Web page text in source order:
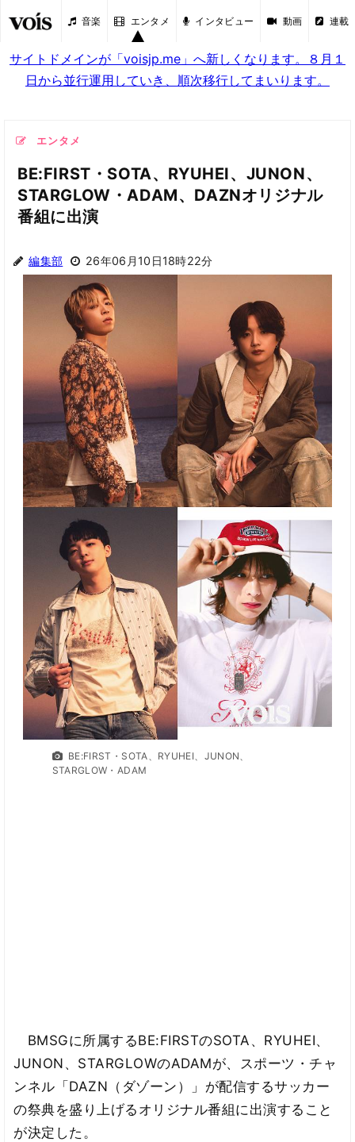
音楽 エンタメ インタビュー 動画 連載
サイトドメインが「voisjp.me」へ新しくなります。８月１
日から並行運用していき、順次移行してまいります。
エンタメ
BE:FIRST・SOTA、RYUHEI、JUNON、
STARGLOW・ADAM、DAZNオリジナル
番組に出演
編集部 26年06月10日18時22分
BE:FIRST・SOTA、RYUHEI、JUNON、
STARGLOW・ADAM
BMSGに所属するBE:FIRSTのSOTA、RYUHEI、
JUNON、STARGLOWのADAMが、スポーツ・チャ
ンネル「DAZN（ダゾーン）」が配信するサッカー
の祭典を盛り上げるオリジナル番組に出演すること
が決定した。